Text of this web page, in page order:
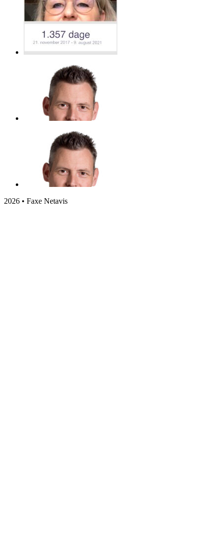
2026 • Faxe Netavis